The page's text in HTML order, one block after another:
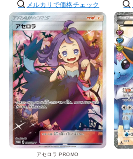
メルカリで価格チェック
アセロラ PROMO